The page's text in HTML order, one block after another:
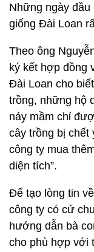
Những ngày
giống Đài Loan
Theo ông
ký kết hợp đồng
Đài Loan cho
trồng, những hộ
nảy mầm chỉ
cây trồng bị chết
công ty mua
diện tích”.
Để tạo lòng tin
công ty có cử
hướng dẫn bà
cho phù hợp với